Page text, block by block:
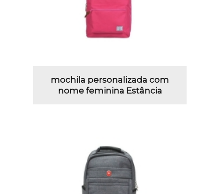
mochila personalizada com
nome feminina Estância